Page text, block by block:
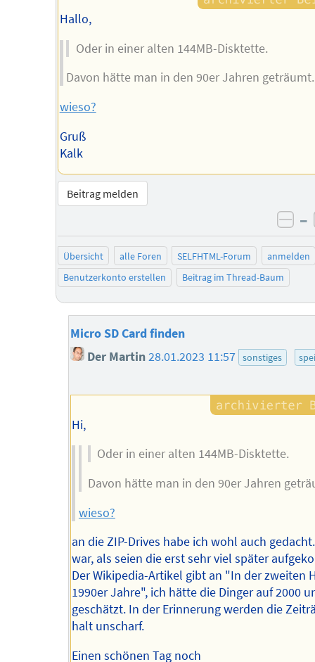
Hallo,
Oder in einer alten 144MB-Disktette.
Davon hätte man in den 90er Jahren geträumt.
wieso?
Gruß
Kalk
Beitrag melden
–
Übersicht alle Foren SELFHTML-Forum
anmelden
Benutzerkonto erstellen
Beitrag im Thread-Baum
Micro SD Card finden
Der Martin 28.01.2023 11:57 sonstiges
Hi,
Oder in einer alten 144MB-Disktette.
Davon hätte man in den 90er Jahren
wieso?
an die ZIP-Drives habe ich wohl auch
war, als seien die erst sehr viel später
Der Wikipedia-Artikel gibt an "In der zweiten
1990er Jahre", ich hätte die Dinger auf 2000
geschätzt. In der Erinnerung werden die
halt unscharf.
Einen schönen Tag noch